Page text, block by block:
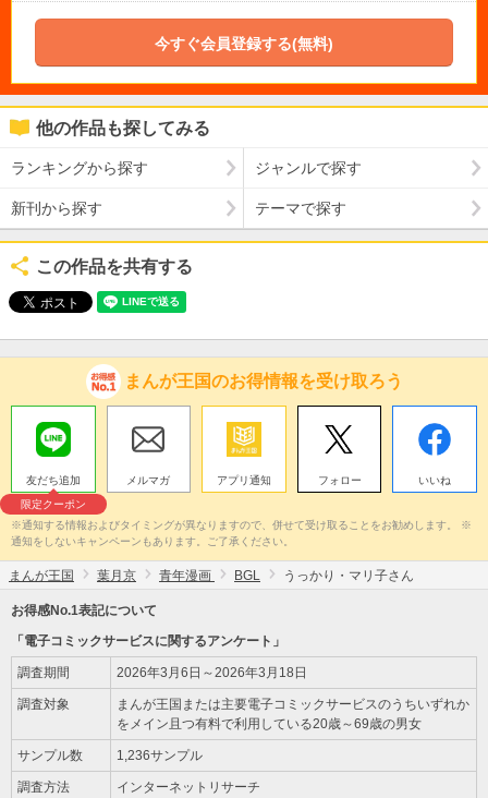
今すぐ会員登録する(無料)
他の作品も探してみる
ランキングから探す ジャンルで探す
新刊から探す テーマで探す
この作品を共有する
まんが王国のお得情報を受け取ろう
友だち追加
限定クーポン
メルマガ アプリ通知 フォロー いいね
※通知する情報およびタイミングが異なりますので、併せて受け取ることをお勧めします。 ※
通知をしないキャンペーンもあります。ご了承ください。
まんが王国 葉月京 青年漫画 BGL うっかり・マリ子さん
お得感No.1表記について
「電子コミックサービスに関するアンケート」
調査期間 2026年3月6日～2026年3月18日
調査対象
まんが王国または主要電子コミックサービスのうちいずれか
をメイン且つ有料で利用している20歳～69歳の男女
サンプル数 1,236サンプル
調査方法 インターネットリサーチ